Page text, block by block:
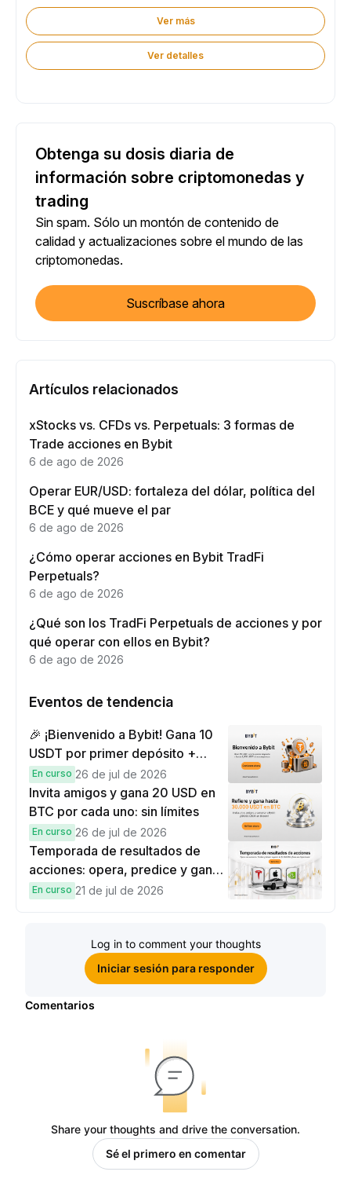
Ver más
Ver detalles
Obtenga su dosis diaria de
información sobre criptomonedas y
trading
Sin spam. Sólo un montón de contenido de
calidad y actualizaciones sobre el mundo de las
criptomonedas.
Suscríbase ahora
Artículos relacionados
xStocks vs. CFDs vs. Perpetuals: 3 formas de
Trade acciones en Bybit
6 de ago de 2026
Operar EUR/USD: fortaleza del dólar, política del
BCE y qué mueve el par
6 de ago de 2026
¿Cómo operar acciones en Bybit TradFi
Perpetuals?
6 de ago de 2026
¿Qué son los TradFi Perpetuals de acciones y por
qué operar con ellos en Bybit?
6 de ago de 2026
Eventos de tendencia
🎉 ¡Bienvenido a Bybit! Gana 10
USDT por primer depósito +
hasta 9,999 USDT en
recompensas
En curso 26 de jul de 2026
Invita amigos y gana 20 USD en
BTC por cada uno: sin límites
En curso 26 de jul de 2026
Temporada de resultados de
acciones: opera, predice y gana
una Cybertruck.
En curso 21 de jul de 2026
Log in to comment your thoughts
Iniciar sesión para responder
Comentarios
Share your thoughts and drive the conversation.
Sé el primero en comentar